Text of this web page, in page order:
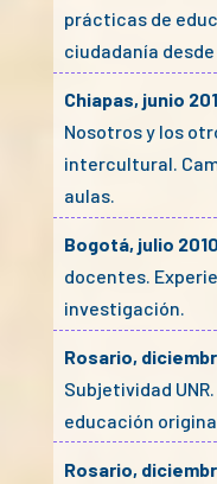
prácticas de
ciudadanía
Chiapas, junio
Nosotros y los
intercultural.
aulas.
Bogotá, julio 2010
docentes.
investigación.
Rosario,
Subjetividad
educación
Rosario,